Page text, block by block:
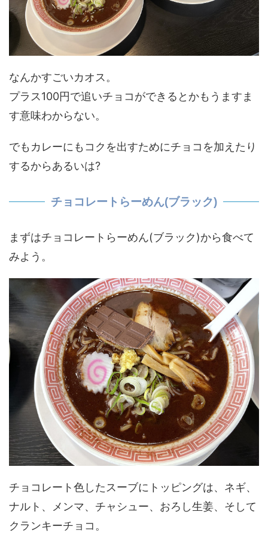
なんかすごいカオス。
プラス100円で追いチョコができるとかもうますま
す意味わからない。
でもカレーにもコクを出すためにチョコを加えたり
するからあるいは?
チョコレートらーめん(ブラック)
まずはチョコレートらーめん(ブラック)から食べて
みよう。
チョコレート色したスーブにトッピングは、ネギ、
ナルト、メンマ、チャシュー、おろし生姜、そして
クランキーチョコ。